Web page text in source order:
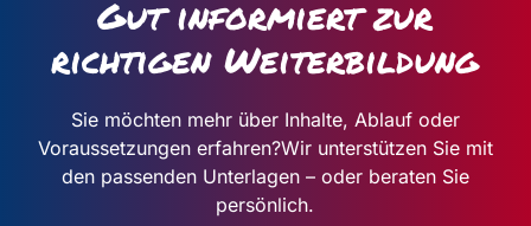
Gut informiert zur
richtigen Weiterbildung
Sie möchten mehr über Inhalte, Ablauf oder
Voraussetzungen erfahren?Wir unterstützen Sie mit
den passenden Unterlagen – oder beraten Sie
persönlich.